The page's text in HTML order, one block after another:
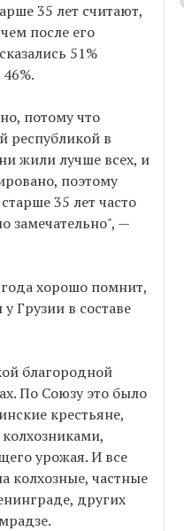
35 лет считают,
после его
51%
потому что
республикой в
жили лучше всех, и
поэтому
35 лет часто
замечательно", —
хорошо помнит,
Грузии в составе
благородной
По Союзу это было
крестьяне,
урожая. И все
колхозные, частные
других